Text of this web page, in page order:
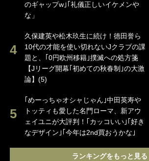
のギャップw｣｢礼儀正しいイケメンや
な」
久保建英や松木玖生に続け！徳田誉ら
10代の才能を使い切れないJクラブの課
題と、｢0円欧州移籍｣撲滅への処方箋
【Jリーグ開幕｢初めての秋春制｣の大激
論】(5)
｢めーっちゃオシャじゃん｣中田英寿や
トッティも愛した名門ローマ、新アウ
ェイユニが大評判！｢カッコいい｣｢好き
なデザイン｣｢今年は2nd買おうかな｣
ランキングをもっと見る